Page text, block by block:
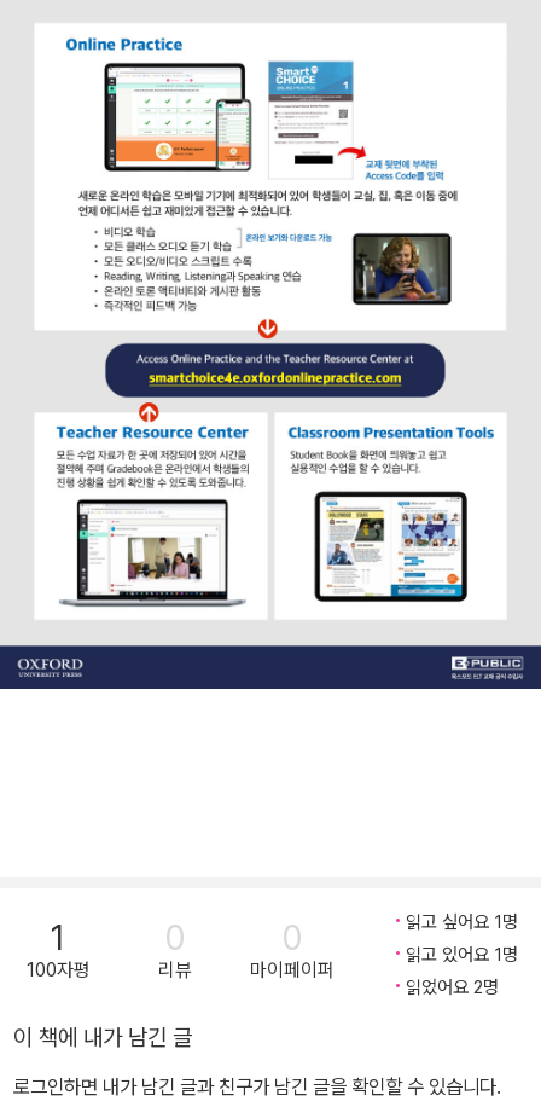
1
100자평
0
리뷰
0
마이페이퍼
읽고 싶어요 1명
읽고 있어요 1명
읽었어요 2명
이 책에 내가 남긴 글
로그인하면 내가 남긴 글과 친구가 남긴 글을 확인할 수 있습니다.